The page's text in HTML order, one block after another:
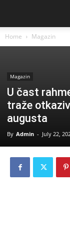
Home Magazin
Magazin
U čast
traže
augusta
By Admin - July 22,